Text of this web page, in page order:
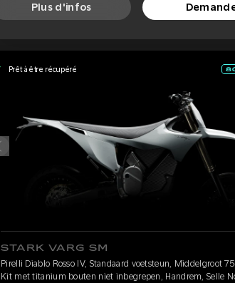
Plus d'infos
Prêt à être récupéré
STARK VARG SM
Pirelli Diablo Rosso IV, Standaard voetsteun, Middelgroot
Kit met titanium bouten niet inbegrepen, Handrem, Selle